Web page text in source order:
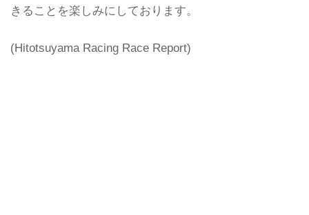
きることを楽しみにしております。
(Hitotsuyama Racing Race Report)